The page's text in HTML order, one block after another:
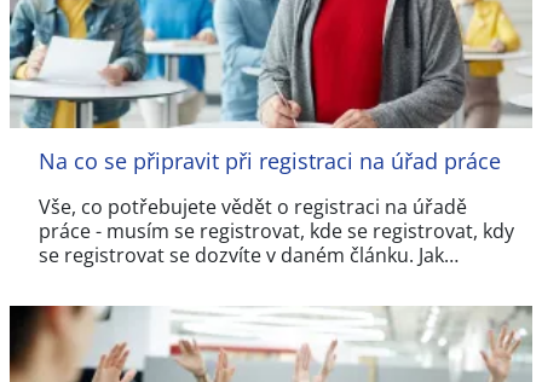
Na co se připravit při registraci na úřad práce
Vše, co potřebujete vědět o registraci na úřadě
práce - musím se registrovat, kde se registrovat, kdy
se registrovat se dozvíte v daném článku. Jak…